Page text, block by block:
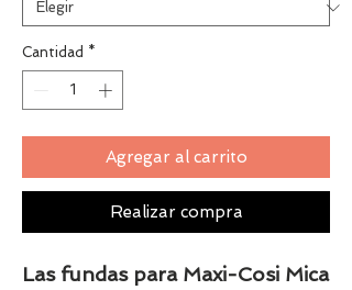
Cantidad *
Agregar al carrito
Realizar compra
Las fundas para Maxi-Cosi Mica